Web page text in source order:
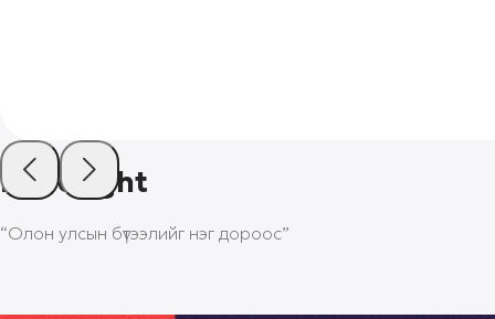
More light
“Олон улсын бүтээлийг нэг дороос”